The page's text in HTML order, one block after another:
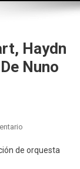
Haydn
Nuno
En
Maestras
de orquesta